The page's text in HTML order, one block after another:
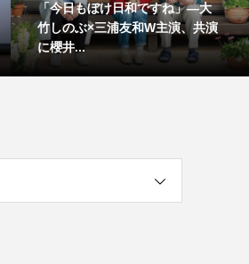
「今日もぼけ日和ですね」―大
竹しのぶ×三浦友和W主演、共演
に櫻井...